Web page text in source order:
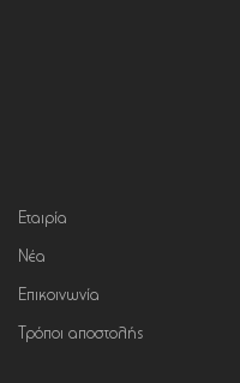
Εταιρία
Νέα
Επικοινωνία
Τρόποι αποστολής